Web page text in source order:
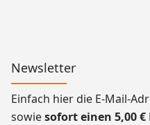
Newsletter
Einfach hier die E-Mail-
sowiesofort einen 5,00